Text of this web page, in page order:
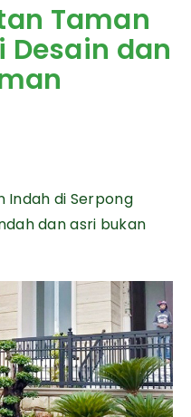
Taman
Desain dan
Indah di Serpong
dan asri bukan